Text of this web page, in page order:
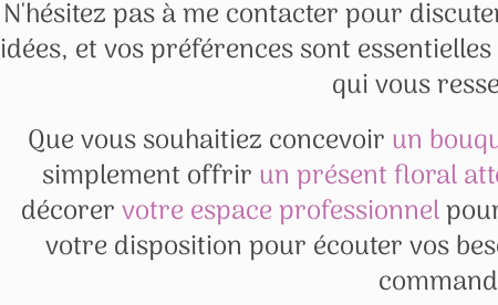
N'hésitez pas à me contacter pour
idées, et vos préférences sont
qui vous
Que vous souhaitiez concevoir un
simplement offrir un présent floral
décorervotre espace professionnel
votre disposition pour écouter vos